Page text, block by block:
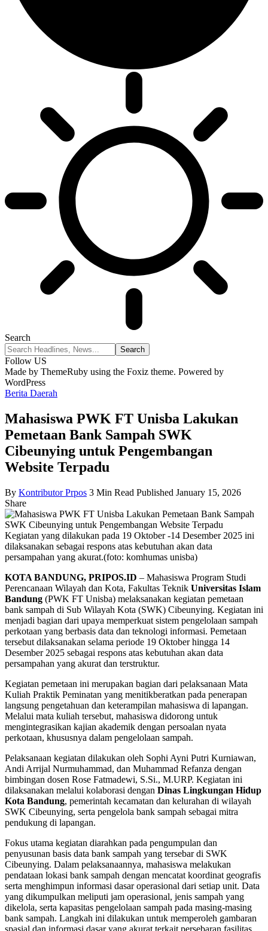
Search
Follow US
Made by ThemeRuby using the Foxiz theme. Powered by
WordPress
Berita Daerah
Mahasiswa PWK FT Unisba Lakukan
Pemetaan Bank Sampah SWK
Cibeunying untuk Pengembangan
Website Terpadu
By Kontributor Prpos 3 Min Read Published January 15, 2026
Share
Kegiatan yang dilakukan pada 19 Oktober -14 Desember 2025 ini
dilaksanakan sebagai respons atas kebutuhan akan data
persampahan yang akurat.(foto: komhumas unisba)
KOTA BANDUNG, PRIPOS.ID – Mahasiswa Program Studi
Perencanaan Wilayah dan Kota, Fakultas Teknik Universitas Islam
Bandung (PWK FT Unisba) melaksanakan kegiatan pemetaan
bank sampah di Sub Wilayah Kota (SWK) Cibeunying. Kegiatan ini
menjadi bagian dari upaya memperkuat sistem pengelolaan sampah
perkotaan yang berbasis data dan teknologi informasi. Pemetaan
tersebut dilaksanakan selama periode 19 Oktober hingga 14
Desember 2025 sebagai respons atas kebutuhan akan data
persampahan yang akurat dan terstruktur.
Kegiatan pemetaan ini merupakan bagian dari pelaksanaan Mata
Kuliah Praktik Peminatan yang menitikberatkan pada penerapan
langsung pengetahuan dan keterampilan mahasiswa di lapangan.
Melalui mata kuliah tersebut, mahasiswa didorong untuk
mengintegrasikan kajian akademik dengan persoalan nyata
perkotaan, khususnya dalam pengelolaan sampah.
Pelaksanaan kegiatan dilakukan oleh Sophi Ayni Putri Kurniawan,
Andi Arrijal Nurmuhammad, dan Muhammad Refanza dengan
bimbingan dosen Rose Fatmadewi, S.Si., M.URP. Kegiatan ini
dilaksanakan melalui kolaborasi dengan Dinas Lingkungan Hidup
Kota Bandung, pemerintah kecamatan dan kelurahan di wilayah
SWK Cibeunying, serta pengelola bank sampah sebagai mitra
pendukung di lapangan.
Fokus utama kegiatan diarahkan pada pengumpulan dan
penyusunan basis data bank sampah yang tersebar di SWK
Cibeunying. Dalam pelaksanaannya, mahasiswa melakukan
pendataan lokasi bank sampah dengan mencatat koordinat geografis
serta menghimpun informasi dasar operasional dari setiap unit. Data
yang dikumpulkan meliputi jam operasional, jenis sampah yang
dikelola, serta kapasitas pengelolaan sampah pada masing-masing
bank sampah. Langkah ini dilakukan untuk memperoleh gambaran
spasial dan informasi dasar yang akurat terkait persebaran fasilitas